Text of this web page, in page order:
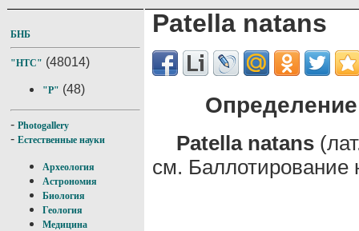
БНБ
"НТС" (48014)
"P" (48)
- Photogallery
- Естественные науки
Археология
Астрономия
Биология
Геология
Медицина
Patella natans
Patella natans
см. Баллотирование